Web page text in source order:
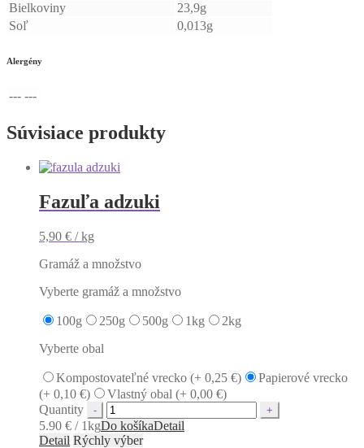
Bielkoviny
23,9g
Soľ
0,013g
Alergény
--- ---
Súvisiace produkty
Fazuľa adzuki
5,90 € / kg
Gramáž a množstvo
Vyberte gramáž a množstvo
100g 250g 500g 1kg
2kg
Vyberte obal
Kompostovateľné vrecko (+ 0,25 €)
Papierové vrecko
(+ 0,10 €) Vlastný obal (+ 0,00 €)
Quantity
5.90 € / 1kgDo košíkaDetail
Detail Rýchly výber